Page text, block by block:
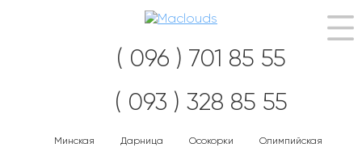
( 096 ) 701 85 55
( 093 ) 328 85 55
Минская Дарница Осокорки Олимпийская